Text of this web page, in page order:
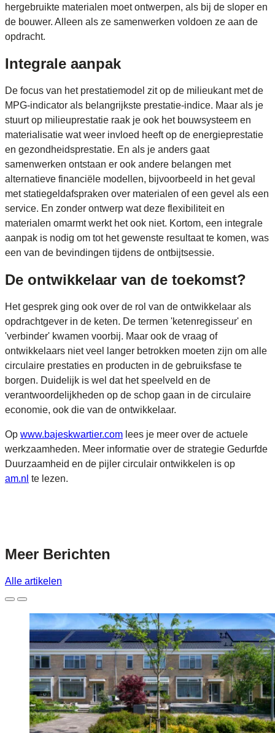
hergebruikte materialen moet ontwerpen, als bij de sloper en
de bouwer. Alleen als ze samenwerken voldoen ze aan de
opdracht.
Integrale aanpak
De focus van het prestatiemodel zit op de milieukant met de
MPG-indicator als belangrijkste prestatie-indice. Maar als je
stuurt op milieuprestatie raak je ook het bouwsysteem en
materialisatie wat weer invloed heeft op de energieprestatie
en gezondheidsprestatie. En als je anders gaat
samenwerken ontstaan er ook andere belangen met
alternatieve financiële modellen, bijvoorbeeld in het geval
met statiegeldafspraken over materialen of een gevel als een
service. En zonder ontwerp wat deze flexibiliteit en
materialen omarmt werkt het ook niet. Kortom, een integrale
aanpak is nodig om tot het gewenste resultaat te komen, was
een van de bevindingen tijdens de ontbijtsessie.
De ontwikkelaar van de toekomst?
Het gesprek ging ook over de rol van de ontwikkelaar als
opdrachtgever in de keten. De termen 'ketenregisseur' en
'verbinder' kwamen voorbij. Maar ook de vraag of
ontwikkelaars niet veel langer betrokken moeten zijn om alle
circulaire prestaties en producten in de gebruiksfase te
borgen. Duidelijk is wel dat het speelveld en de
verantwoordelijkheden op de schop gaan in de circulaire
economie, ook die van de ontwikkelaar.
Op www.bajeskwartier.com lees je meer over de actuele
werkzaamheden. Meer informatie over de strategie Gedurfde
Duurzaamheid en de pijler circulair ontwikkelen is op
am.nl te lezen.
Meer Berichten
Alle artikelen